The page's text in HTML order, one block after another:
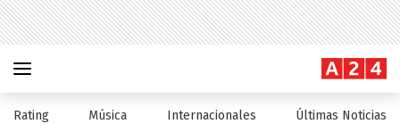
Rating Música Internacionales Últimas Noticias